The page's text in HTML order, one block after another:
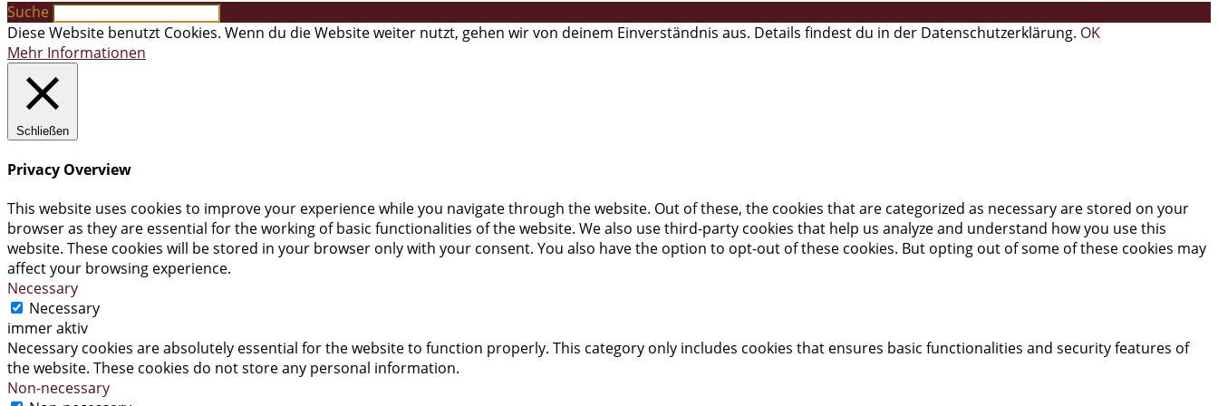
Suche
Diese Website benutzt Cookies. Wenn du die Website weiter nutzt, gehen wir von deinem Einverständnis aus. Details findest du in der Datenschutzerklärung. OK
Mehr Informationen
Schließen
Privacy Overview
This website uses cookies to improve your experience while you navigate through the website. Out of these, the cookies that are categorized as necessary are stored on your
browser as they are essential for the working of basic functionalities of the website. We also use third-party cookies that help us analyze and understand how you use this
website. These cookies will be stored in your browser only with your consent. You also have the option to opt-out of these cookies. But opting out of some of these cookies may
affect your browsing experience.
Necessary
Necessary
immer aktiv
Necessary cookies are absolutely essential for the website to function properly. This category only includes cookies that ensures basic functionalities and security features of
the website. These cookies do not store any personal information.
Non-necessary